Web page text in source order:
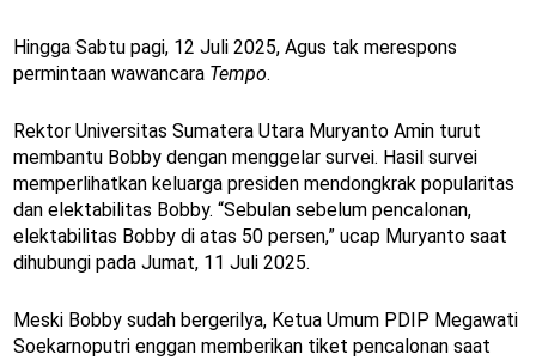
Hingga Sabtu pagi, 12 Juli 2025, Agus tak merespons
permintaan wawancara Tempo.
Rektor Universitas Sumatera Utara Muryanto Amin turut
membantu Bobby dengan menggelar survei. Hasil survei
memperlihatkan keluarga presiden mendongkrak popularitas
dan elektabilitas Bobby. “Sebulan sebelum pencalonan,
elektabilitas Bobby di atas 50 persen,” ucap Muryanto saat
dihubungi pada Jumat, 11 Juli 2025.
Meski Bobby sudah bergerilya, Ketua Umum PDIP Megawati
Soekarnoputri enggan memberikan tiket pencalonan saat